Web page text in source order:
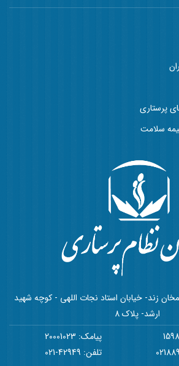
زند- خیابان استاد نجات اللهی - کوچه شهید
ارشد- پلاک 8
پیامک: 20001023
تلفن: 42949-021
پرستاری
سلامت